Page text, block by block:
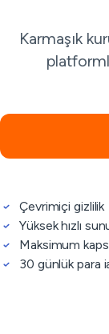
Karmaşık
Çevrimiçi gizlilik
Yüksek hızlı
Maksimum
30 günlük para